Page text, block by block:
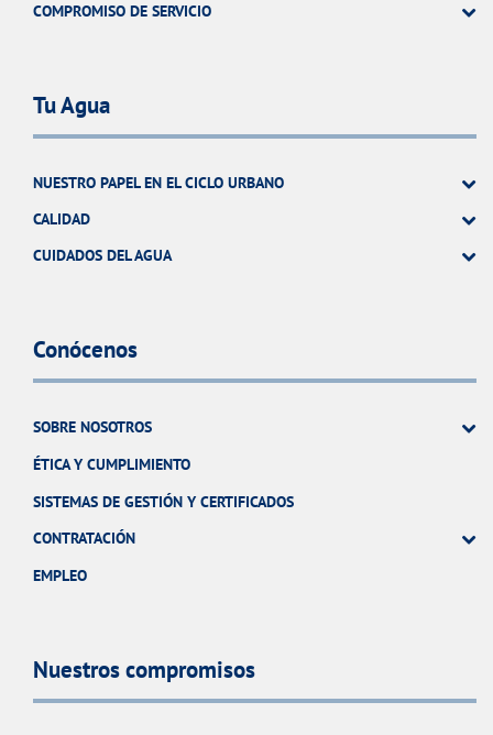
COMPROMISO DE SERVICIO
Tu Agua
NUESTRO PAPEL EN EL CICLO URBANO
CALIDAD
CUIDADOS DEL AGUA
Conócenos
SOBRE NOSOTROS
ÉTICA Y CUMPLIMIENTO
SISTEMAS DE GESTIÓN Y CERTIFICADOS
CONTRATACIÓN
EMPLEO
Nuestros compromisos